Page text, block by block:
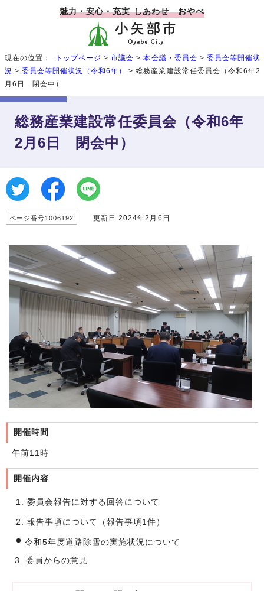
魅力・安心・充実 しあわせ おやべ
現在の位置： トップページ >市議会 >本会議・委員会 > 委員会等開催状
況 >委員会等開催状況（令和6年）
> 総務産業建設常任委員会（令和6年2
月6日 閉会中）
総務産業建設常任委員会（令和6年
2月6日 閉会中）
ページ番号1006192 更新日 2024年2月6日
開催時間
午前11時
開催内容
委員会報告に対する回答について
報告事項について（報告事項1件）
令和5年度道路除雪の実施状況について
3. 委員からの意見